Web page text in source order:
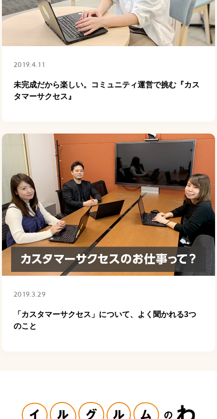
2019.4.11
未完成だから楽しい。コミュニティ運営で挑む『カス
タマーサクセス』
2019.3.29
「カスタマーサクセス」について、よく聞かれる3つ
のこと